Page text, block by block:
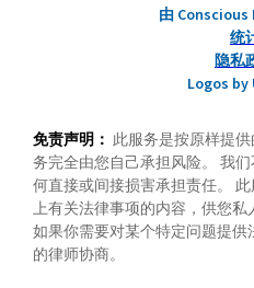
由
统
隐私
Logos by
免责声明： 此服务是按原样提
务完全由您自己承担风险。 我
何直接或间接损害承担责任。
上有关法律事项的内容，供您私
如果你需要对某个特定问题提
的律师协商。